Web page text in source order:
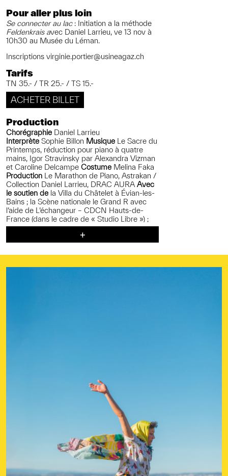
Pour aller plus loin
Se connecter au lac: Initiation a la méthode
Feldenkrais avec Daniel Larrieu, ve 13 nov à
10h30 au Musée du Léman.
Inscriptions virginie.portier@usineagaz.ch
Tarifs
TN 35.- / TR 25.- / TS 15.-
ACHETER BILLET
Production
Chorégraphie Daniel Larrieu
Interprète Sophie Billon Musique Le Sacre du
Printemps, réduction pour piano à quatre
mains, Igor Stravinsky par Alexandra Vizman
et Caroline Delcampe Costume Melina Faka
Production Le Marathon de Piano, Astrakan /
Collection Daniel Larrieu, DRAC AURA Avec
le soutien de la Villa du Châtelet à Évian-les-
Bains ; la Scène nationale le Grand R avec
l’aide de L’échangeur – CDCN Hauts-de-
France (dans le cadre de « Studio Libre ») ;
L’Assemblée, lieu de pratique artistique
à Lyon ; MAD, Maison de la danse de Lyon
RemerciementsÉmilie Couturier, Pierre
Darde, Nangaline Gomis, Jean-Michel Henny,